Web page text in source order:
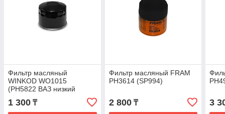
Фильтр масляный
WINKOD WO1015
(PH5822 ВАЗ низкий
SM101)
1 300 ₸
Фильтр масляный FRAM
PH3614 (SP994)
2 800₸ 3